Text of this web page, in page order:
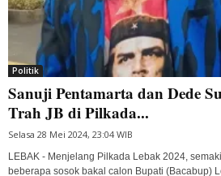
Politik
Sanuji Pentamarta dan Dede
Trah JB di Pilkada...
Selasa 28 Mei 2024, 23:04 WIB
LEBAK - Menjelang Pilkada Lebak 2024,
beberapa sosok bakal calon Bupati (Bacabup)